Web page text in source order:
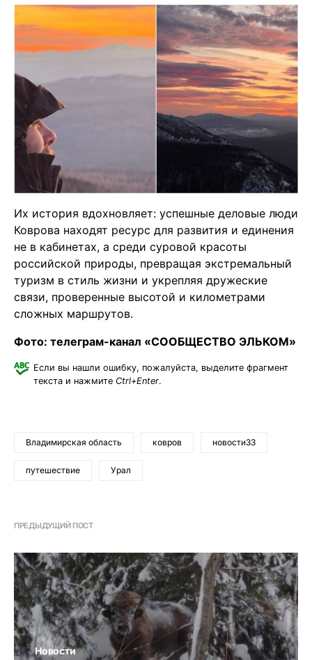
Их история вдохновляет: успешные деловые люди
Коврова находят ресурс для развития и единения
не в кабинетах, а среди суровой красоты
российской природы, превращая экстремальный
туризм в стиль жизни и укрепляя дружеские
связи, проверенные высотой и километрами
сложных маршрутов.
Фото: телеграм-канал «СООБЩЕСТВО ЭЛЬКОМ»
Если вы нашли ошибку, пожалуйста, выделите фрагмент
текста и нажмите Ctrl+Enter.
Владимирская область ковров новости33
путешествие Урал
ПРЕДЫДУЩИЙ ПОСТ
Новости